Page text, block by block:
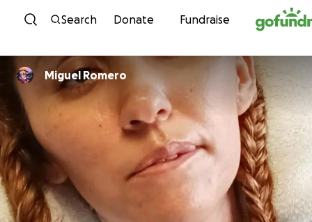
Skip to content
Search Donate Fundraise
Miguel Romero